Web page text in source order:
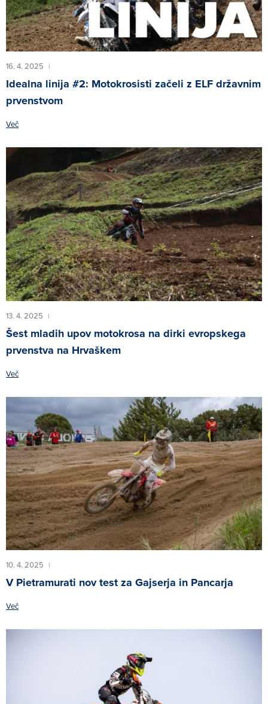
16. 4. 2025 |
Idealna linija #2: Motokrosisti začeli z ELF državnim
prvenstvom
Več
13. 4. 2025 |
Šest mladih upov motokrosa na dirki evropskega
prvenstva na Hrvaškem
Več
10. 4. 2025 |
V Pietramurati nov test za Gajserja in Pancarja
Več